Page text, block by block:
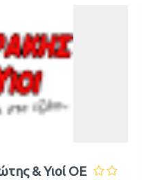
& Υιοί ΟΕ